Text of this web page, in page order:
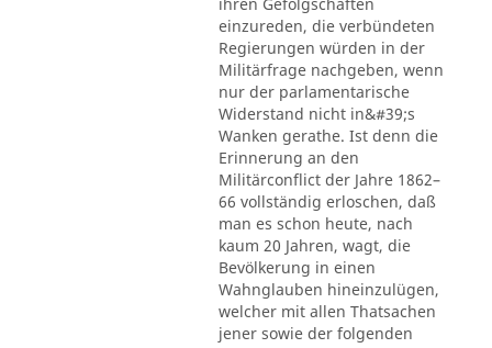
einzureden, die verbündeten
Regierungen würden in der
Militärfrage nachgeben, wenn
nur der parlamentarische
Widerstand nicht in&#39;s
Wanken gerathe. Ist denn die
Erinnerung an den
Militärconflict der Jahre 1862–
66 vollständig erloschen, daß
man es schon heute, nach
kaum 20 Jahren, wagt, die
Bevölkerung in einen
Wahnglauben hineinzulügen,
welcher mit allen Thatsachen
jener sowie der folgenden